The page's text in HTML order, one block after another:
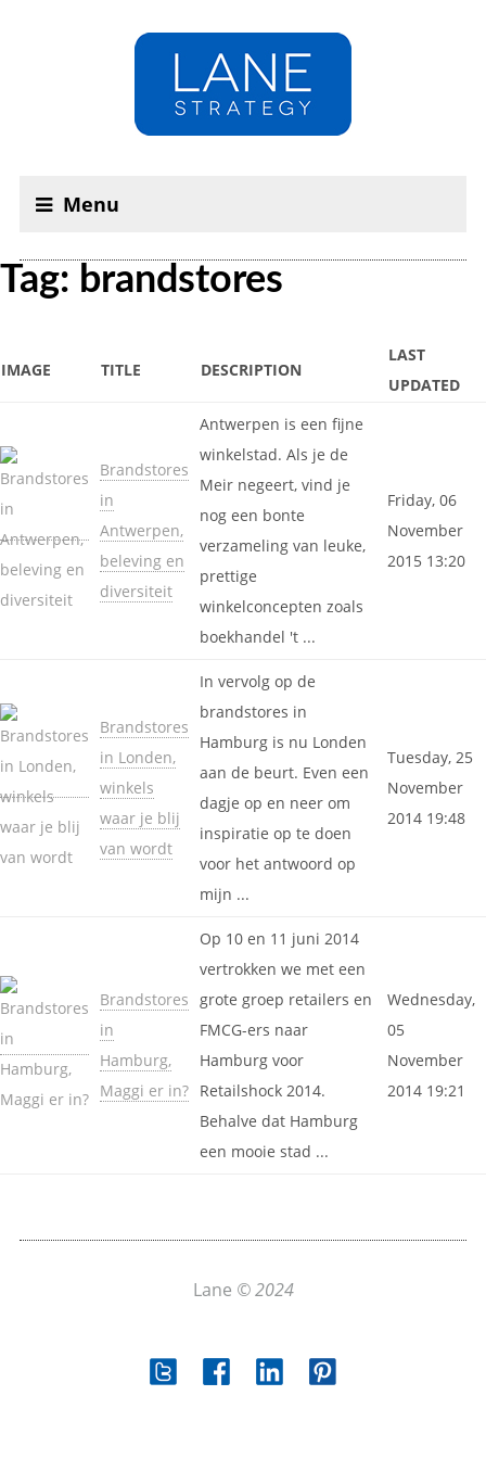
Menu
Tag: brandstores
IMAGE TITLE DESCRIPTION
LAST
UPDATED
Brandstores
in
Antwerpen,
beleving en
diversiteit
Antwerpen is een fijne
winkelstad. Als je de
Meir negeert, vind je
nog een bonte
verzameling van leuke,
prettige
winkelconcepten zoals
boekhandel 't ...
Friday, 06
November
2015 13:20
Brandstores
in Londen,
winkels
waar je blij
van wordt
In vervolg op de
brandstores in
Hamburg is nu Londen
aan de beurt. Even een
dagje op en neer om
inspiratie op te doen
voor het antwoord op
mijn ...
Tuesday, 25
November
2014 19:48
Brandstores
in
Hamburg,
Maggi er in?
Op 10 en 11 juni 2014
vertrokken we met een
grote groep retailers en
FMCG-ers naar
Hamburg voor
Retailshock 2014.
Behalve dat Hamburg
een mooie stad ...
Wednesday,
05
November
2014 19:21
Lane © 2024